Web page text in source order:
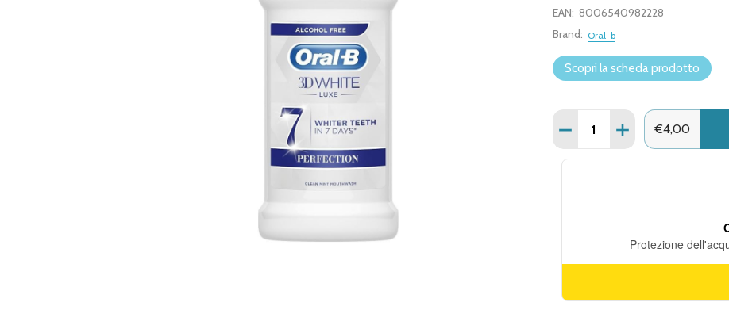
EAN: 8006540982228
Brand: Oral-b
Scopri la scheda prodotto
Quantità:
DIMINUISCI QUANTITÀ DI
AUMENTA
€4,00